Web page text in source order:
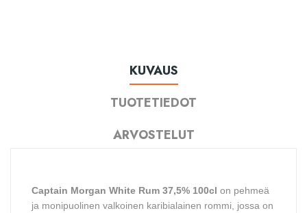
KUVAUS
TUOTETIEDOT
ARVOSTELUT
Captain Morgan White Rum 37,5% 100cl on pehmeä
ja monipuolinen valkoinen karibialainen rommi, jossa on